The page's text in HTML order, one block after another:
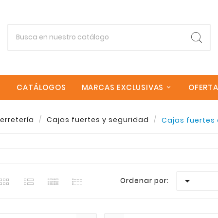
CATÁLOGOS MARCAS EXCLUSIVAS
Cajas fuertes y seguridad Cajas fuertes
Ordenar por:
